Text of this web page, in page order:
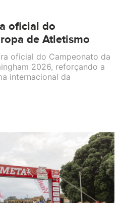
oficial do
de Atletismo
oficial do Campeonato da
2026, reforçando a
internacional da